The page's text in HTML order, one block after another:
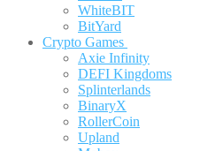
WhiteBIT
BitYard
Crypto Games
Axie Infinity
DEFI Kingdoms
Splinterlands
BinaryX
RollerCoin
Upland